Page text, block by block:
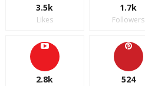
3.5k
Likes
1.7k
Followers
2.8k 524